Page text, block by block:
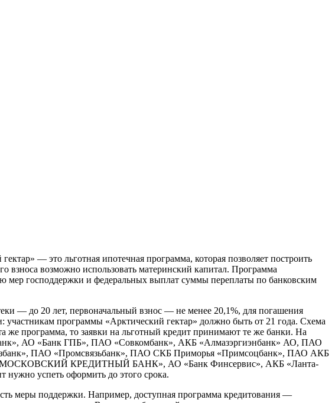
— это льготная ипотечная программа, которая позволяет построить
взноса возможно использовать материнский капитал. Программа
мер господдержки и федеральных выплат суммы переплаты по банковским
— до 20 лет, первоначальный взнос — не менее 20,1%, для погашения
участникам программы «Арктический гектар» должно быть от 21 года. Схема
же программа, то заявки на льготный кредит принимают те же банки. На
АО «Банк ГПБ», ПАО «Совкомбанк», АКБ «Алмазэргиэнбанк» АО, ПАО
ПАО «Промсвязьбанк», ПАО СКБ Приморья «Примсоцбанк», ПАО АКБ
КРЕДИТНЫЙ БАНК», АО «Банк Финсервис», АКБ «Ланта-
нужно успеть оформить до этого срока.
меры поддержки. Например, доступная программа кредитования —